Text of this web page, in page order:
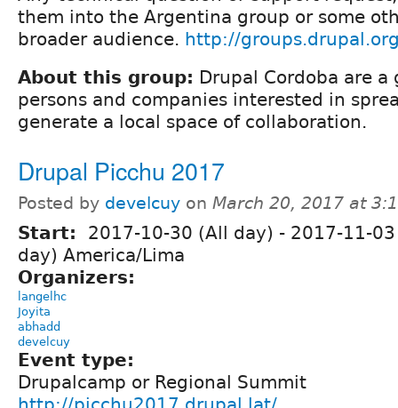
them into the Argentina group or some
broader audience. http://
About this group: Drupal Cordoba are
persons and companies interested in
generate a local space of collaboration.
Drupal Picchu 2017
Posted by develcuy on March 20, 2017 at
Start: 2017-10-30 (All day) - 2017-11-
day) America/Lima
Organizers:
langelhc
Joyita
abhadd
develcuy
Event type:
Drupalcamp or Regional Summit